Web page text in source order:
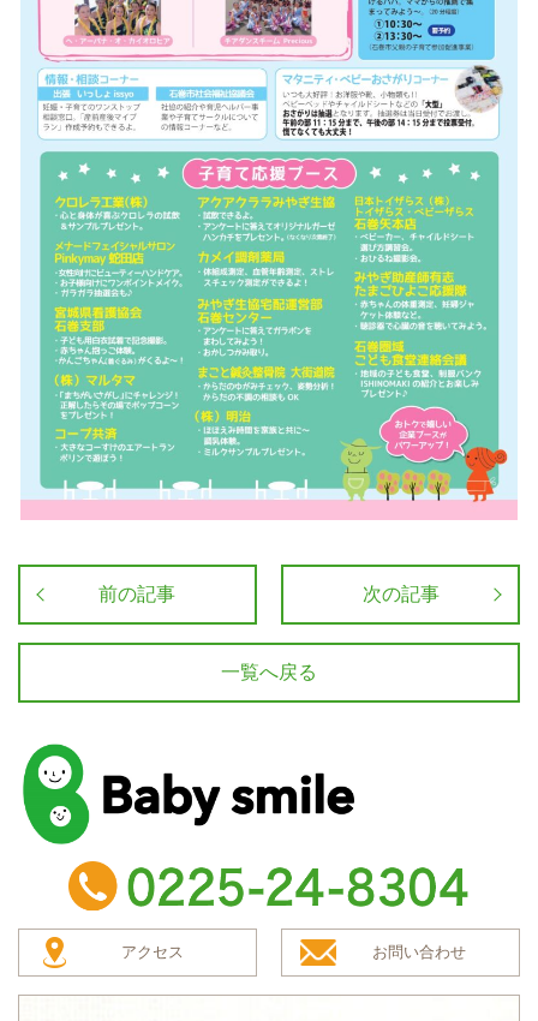
前の記事 次の記事
一覧へ戻る
baby smile
TEL：0225-24-8304
アクセス お問い合わせ